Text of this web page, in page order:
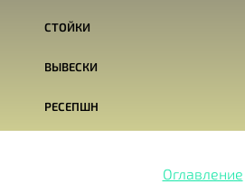
СТОЙКИ
ВЫВЕСКИ
РЕСЕПШН
Оглавление